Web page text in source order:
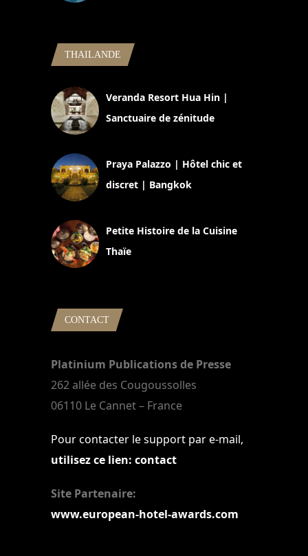
THAILANDE
Veranda Resort Hua Hin |
Sanctuaire de zénitude
Praya Palazzo | Hôtel chic et
discret | Bangkok
Petite Histoire de la Cuisine
Thaïe
CONTACT
Platinium Publications de Presse
262 allée des Cougoussolles
06110 Le Cannet – France
Pour contacter le support par e-mail,
utilisez ce lien: contact
Site Partenaire:
www.european-hotel-awards.com